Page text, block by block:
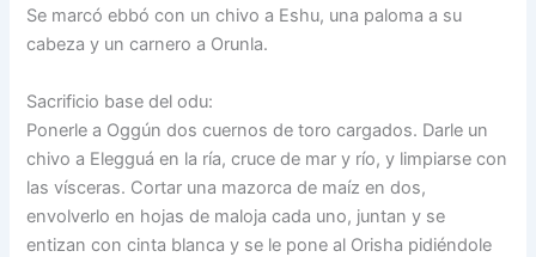
Se marcó ebbó con un chivo a Eshu, una paloma a su
cabeza y un carnero a Orunla.
Sacrificio base del odu:
Ponerle a Oggún dos cuernos de toro cargados. Darle un
chivo a Elegguá en la ría, cruce de mar y río, y limpiarse con
las vísceras. Cortar una mazorca de maíz en dos,
envolverlo en hojas de maloja cada uno, juntan y se
entizan con cinta blanca y se le pone al Orisha pidiéndole